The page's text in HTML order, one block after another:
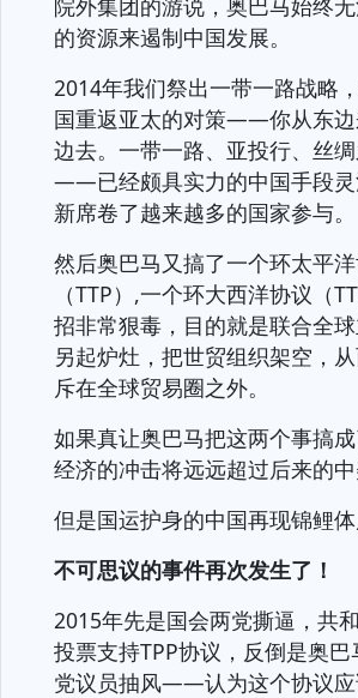
院外集团的游说，奥巴马始终
的资源来遏制中国发展。
2014年我们祭出一带一路战略
国重返亚太的对策——你从东
边去。一带一路、亚投行、丝
——已经颇具实力的中国手段灵
新席卷了越来越多的国家参与。
然后奥巴马又搞了一个环太平
（TTP）,一个环大西洋协议（
招非常狠毒，目的就是联合全
另起炉灶，把世贸组织架空，
斥在全球贸易圈之外。
如果真让奥巴马把这两个事搞
经济的冲击将远远超过后来的中
但是国运护身的中国再现锦鲤体
不可思议的事件再次发生了！
2015年先是国会两党撕逼，共
投票支持TPP协议，反倒是奥
党议员抽风——认为这个协议应